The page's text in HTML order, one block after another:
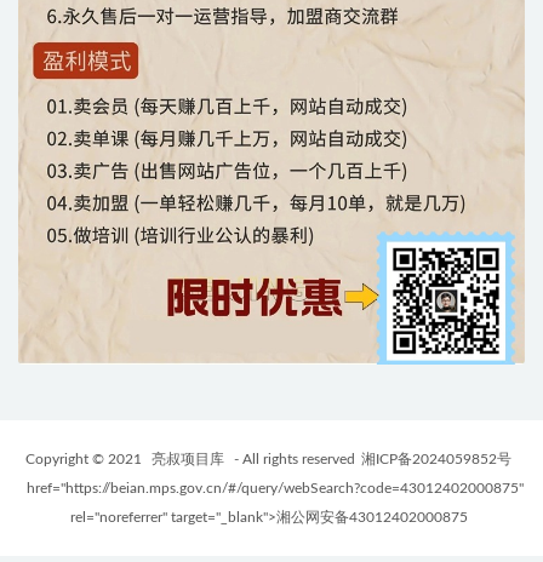
Copyright © 2021 亮叔项目库 - All rights reserved 湘ICP备2024059852号
href="https://beian.mps.gov.cn/#/query/webSearch?code=43012402000875"
rel="noreferrer" target="_blank">湘公网安备43012402000875